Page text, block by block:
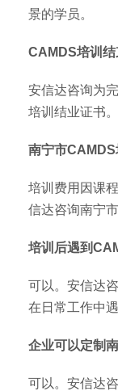
景的学员。
CAMDS培训结
安信达咨询为
培训结业证书。
南宁市CAMDS
培训费用因课
信达咨询南宁
培训后遇到
可以。安信达
在日常工作中
企业可以定制
可以。安信达